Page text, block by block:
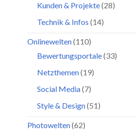
Kunden & Projekte(28)
Technik & Infos (14)
Onlinewelten(110)
Bewertungsportale(33)
Netzthemen(19)
Social Media(7)
Style & Design(51)
Photowelten(62)